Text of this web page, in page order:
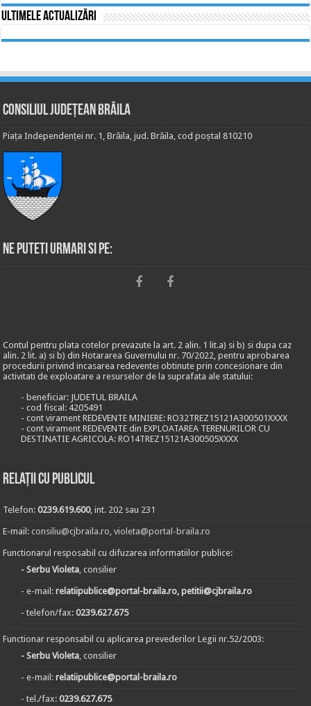
Ultimele actualizări
Consiliul Județean Brăila
Piața Independenței nr. 1, Brăila, jud. Brăila, cod poștal 810210
Ne puteti urmari si pe:
Contul pentru plata cotelor prevazute la art. 2 alin. 1 lit.a) si b) si dupa caz
alin. 2 lit. a) si b) din Hotararea Guvernului nr. 70/2022, pentru aprobarea
procedurii privind incasarea redeventei obtinute prin concesionare din
activitati de exploatare a resurselor de la suprafata ale statului:
- beneficiar: JUDETUL BRAILA
- cod fiscal: 4205491
- cont virament REDEVENTE MINIERE: RO32TREZ15121A300501XXXX
- cont virament REDEVENTE din EXPLOATAREA TERENURILOR CU
DESTINATIE AGRICOLA: RO14TREZ15121A300505XXXX
Relații cu publicul
Telefon:0239.619.600, int. 202 sau 231
E-mail:consiliu@cjbraila.ro,violeta@portal-braila.ro
Functionarul resposabil cu difuzarea informatiilor publice:
- Serbu Violeta, consilier
- e-mail:relatiipublice@portal-braila.ro, petitii@cjbraila.ro
- telefon/fax:0239.627.675
Functionar responsabil cu aplicarea prevederilor Legii nr.52/2003:
- Serbu Violeta, consilier
- e-mail:relatiipublice@portal-braila.ro
- tel./fax:0239.627.675